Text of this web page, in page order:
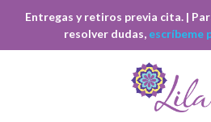
Entregas y retiros previa cita. |
resolver dudas, escríbeme